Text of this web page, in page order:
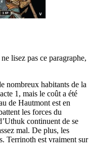
lisez pas ce paragraphe,
nombreux habitants de la
1, mais le coût a été
de Hautmont est en
les forces du
continuent de se
mal. De plus, les
Terrinoth est vraiment sur